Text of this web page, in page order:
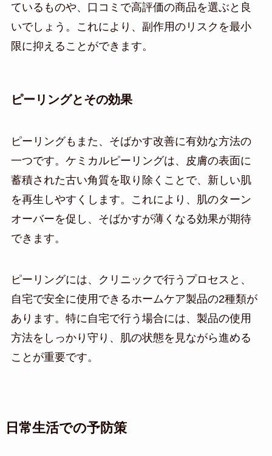
ているものや、口コミで高評価の商品を選ぶと良
いでしょう。これにより、副作用のリスクを最小
限に抑えることができます。
ピーリングとその効果
ピーリングもまた、そばかす改善に有効な方法の
一つです。ケミカルピーリングは、皮膚の表面に
蓄積された古い角質を取り除くことで、新しい肌
を再生しやすくします。これにより、肌のターン
オーバーを促し、そばかすが薄くなる効果が期待
できます。
ピーリングには、クリニックで行うプロセスと、
自宅で安全に使用できるホームケア製品の2種類が
あります。特に自宅で行う場合には、製品の使用
方法をしっかり守り、肌の状態を見ながら進める
ことが重要です。
日常生活での予防策